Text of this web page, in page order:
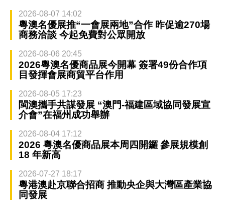
2026-08-07 14:02
粵澳名優展推“一會展兩地”合作 昨促逾270場
商務洽談 今起免費對公眾開放
2026-08-06 20:45
2026粵澳名優商品展今開幕 簽署49份合作項
目發揮會展商貿平台作用
2026-08-05 17:23
閩澳攜手共謀發展 “澳門-福建區域協同發展宣
介會”在福州成功舉辦
2026-08-04 17:12
2026 粵澳名優商品展本周四開鑼 參展規模創
18 年新高
2026-07-27 18:17
粵港澳赴京聯合招商 推動央企與大灣區產業協
同發展